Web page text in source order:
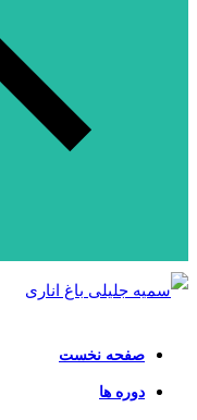
صفحه نخست
دوره ها